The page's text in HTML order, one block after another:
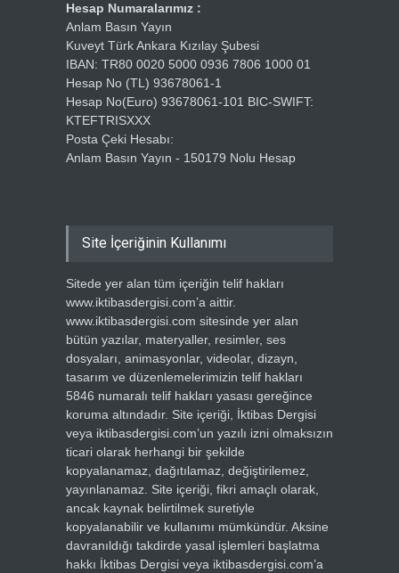
Hesap Numaralarımız :
Anlam Basın Yayın
Kuveyt Türk Ankara Kızılay Şubesi
IBAN: TR80 0020 5000 0936 7806 1000 01
Hesap No (TL) 93678061-1
Hesap No(Euro) 93678061-101 BIC-SWIFT:
KTEFTRISXXX
Posta Çeki Hesabı:
Anlam Basın Yayın - 150179 Nolu Hesap
Site İçeriğinin Kullanımı
Sitede yer alan tüm içeriğin telif hakları
www.iktibasdergisi.com’a aittir.
www.iktibasdergisi.com sitesinde yer alan
bütün yazılar, materyaller, resimler, ses
dosyaları, animasyonlar, videolar, dizayn,
tasarım ve düzenlemelerimizin telif hakları
5846 numaralı telif hakları yasası gereğince
koruma altındadır. Site içeriği, İktibas Dergisi
veya iktibasdergisi.com’un yazılı izni olmaksızın
ticari olarak herhangi bir şekilde
kopyalanamaz, dağıtılamaz, değiştirilemez,
yayınlanamaz. Site içeriği, fikri amaçlı olarak,
ancak kaynak belirtilmek suretiyle
kopyalanabilir ve kullanımı mümkündür. Aksine
davranıldığı takdirde yasal işlemleri başlatma
hakkı İktibas Dergisi veya iktibasdergisi.com’a